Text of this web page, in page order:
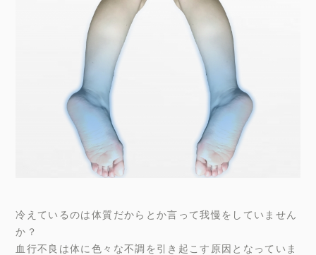
冷えているのは体質だからとか言って我慢をしていません
か？
血行不良は体に色々な不調を引き起こす原因となっていま